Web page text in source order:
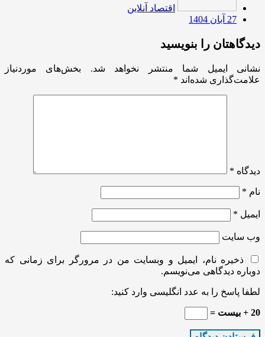
اقتصاد آنلاین
27 آبان 1404
دیدگاهتان را بنویسید
نشانی ایمیل شما منتشر نخواهد شد.
بخش‌های موردنیاز
علامت‌گذاری شده‌اند *
دیدگاه *
نام *
ایمیل *
وب‌ سایت
ذخیره نام، ایمیل و وبسایت من در مرورگر برای زمانی که
دوباره دیدگاهی می‌نویسم.
لطفا پاسخ را به عدد انگلیسی وارد کنید:
20 + بیست =